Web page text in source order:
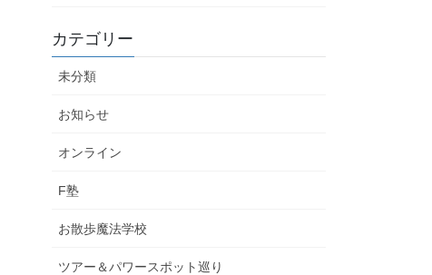
カテゴリー
未分類
お知らせ
オンライン
F塾
お散歩魔法学校
ツアー＆パワースポット巡り